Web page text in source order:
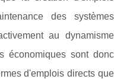
des systèmes
au dynamisme
économiques sont donc
d'emplois directs que